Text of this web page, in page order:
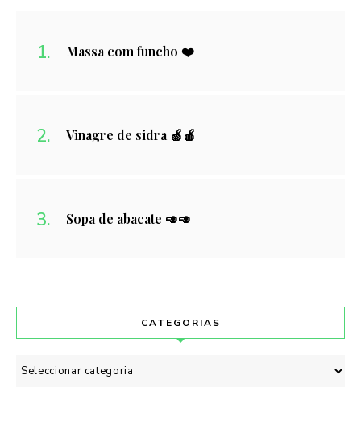
Massa com funcho ❤️
Vinagre de sidra 🍏🍎
Sopa de abacate 🥑🥑
CATEGORIAS
Categorias